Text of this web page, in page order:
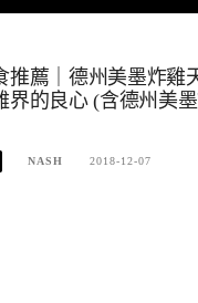
推薦｜德州美墨炸雞
界的良心 (含德州美
NASH 2018-12-07